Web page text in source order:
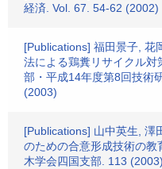
経済. Vol. 67. 54-62 (2002)
[Publications] 福田景子, 花
法による鶏糞リサイクル対
部・平成14年度第8回技術
(2003)
[Publications] 山中英生, 澤
のための合意形成技術の
木学会四国支部. 113 (2003)